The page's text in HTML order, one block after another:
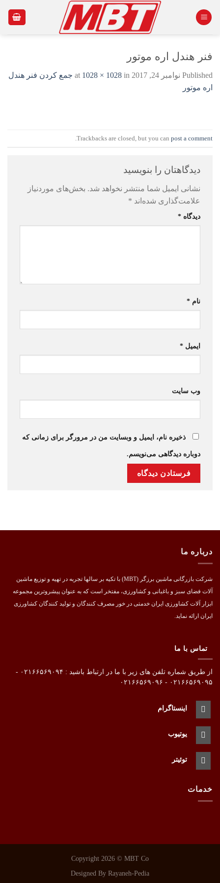
فنر هندل اره موتور
Published نوامبر 24, 2017 1028 × 1028 in
جمع کردن فنر هندل
اره موتور
Trackbacks are closed, but you can post a comment
دیدگاهتان را بنویسید
نشانی ایمیل شما منتشر نخواهد شد. بخش‌های موردنیاز
علامت‌گذاری شده‌اند *
دیدگاه *
نام *
ایمیل *
وب‌ سایت
ذخیره نام، ایمیل و وبسایت من در مرورگر برای زمانی که
دوباره دیدگاهی می‌نویسم.
درباره ما
شرکت بازرگانی ماشین برزگر (MBT) با تکیه بر سالها تجربه در تهیه و توزیع ماشین
آلات فضای سبز و باغبانی و کشاورزی، مفتخر است که به عنوان پیشروترین مجموعه
ابزار آلات کشاورزی ایران خدمتی در خور مصرف کنندگان و تولید کنندگان کشاورزی
ایران ارائه نماید.
تماس با ما
از طریق شماره تلفن های زیر با ما در ارتباط باشید : ۰۲۱۶۶۵۶۹۰۹۴ -
۰۲۱۶۶۵۶۹۰۹۵ - ۰۲۱۶۶۵۶۹۰۹۶
اینستاگرام
یوتیوب
توئیتر
خدمات
Copyright 2026 © MBT Co
Designed By Rayaneh-Pedia